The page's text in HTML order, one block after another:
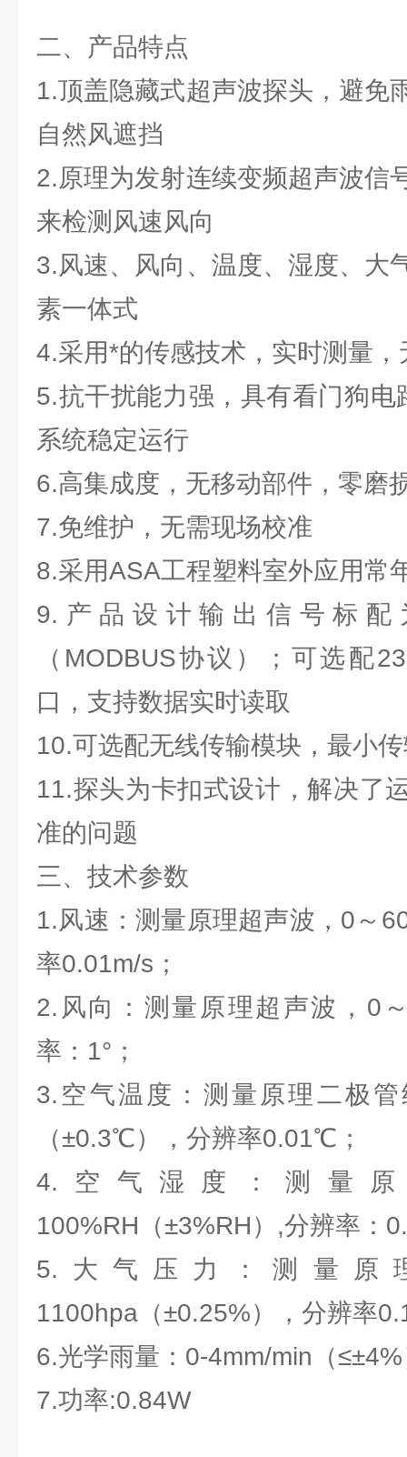
二、产品特点
1.顶盖隐藏式超声波探头，避免
自然风遮挡
2.原理为发射连续变频超声波信
来检测风速风向
3.风速、风向、温度、湿度、大
素一体式
4.采用*的传感技术，实时测量，
5.抗干扰能力强，具有看门狗
系统稳定运行
6.高集成度，无移动部件，零磨
7.免维护，无需现场校准
8.采用ASA工程塑料室外应用常
9.产品设计输出信号标配
（MODBUS协议）；可选配
口，支持数据实时读取
10.可选配无线传输模块，最小
11.探头为卡扣式设计，解决了
准的问题
三、技术参数
1.风速：测量原理超声波，0～
率0.01m/s；
2.风向：测量原理超声波，0
率：1°；
3.空气温度：测量原理二极
（±0.3℃），分辨率0.01℃；
4.空气湿度：测量
100%RH（±3%RH）,分辨率：
5.大气压力：测量原
1100hpa（±0.25%），分辨率
6.光学雨量：0-4mm/min（
7.功率:0.84W